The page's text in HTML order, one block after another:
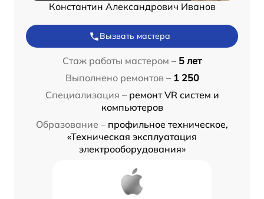
Константин Александрович Иванов
Вызвать мастера
Стаж работы мастером – 5 лет
Выполнено ремонтов – 1 250
Специализация – ремонт VR систем и
компьютеров
Образование – профильное техническое,
«Техническая эксплуатация
электрооборудования»